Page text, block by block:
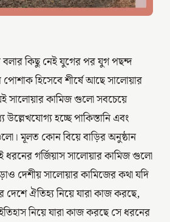
কিছু নেই যুগের পর যুগ পছন্দ
পোশাক হিসেবে শীর্ষে আছে সালোয়ার
সালোয়ার কামিজ গুলো সবচেয়ে
হচ্ছে পাকিস্তানি এবং
মূলত কোন বিয়ে বাড়ির অনুষ্ঠান
ধরনের গর্জিয়াস সালোয়ার কামিজ গুলো
দেশীয় সালোয়ার কামিজের কথা যদি
দেশে ঐতিহ্য নিয়ে যারা কাজ করছে,
নিয়ে যারা কাজ করছে সে ধরনের